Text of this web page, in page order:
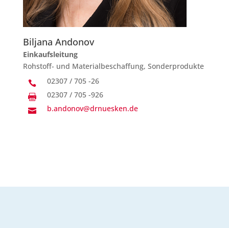
Biljana Andonov
Einkaufsleitung
Rohstoff- und Materialbeschaffung, Sonderprodukte
 02307 / 705 -26
 02307 / 705 -926
 b.andonov@drnuesken.de